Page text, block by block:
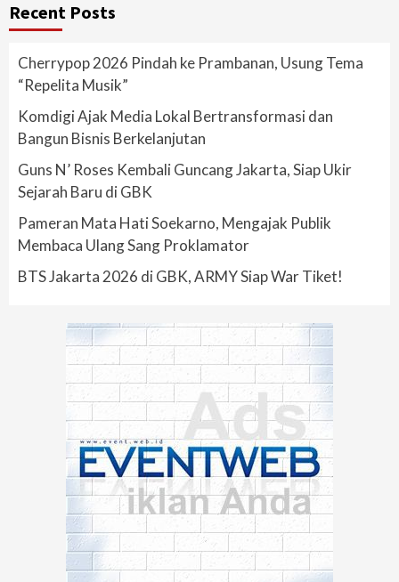
Recent Posts
Cherrypop 2026 Pindah ke Prambanan, Usung Tema
“Repelita Musik”
Komdigi Ajak Media Lokal Bertransformasi dan
Bangun Bisnis Berkelanjutan
Guns N’ Roses Kembali Guncang Jakarta, Siap Ukir
Sejarah Baru di GBK
Pameran Mata Hati Soekarno, Mengajak Publik
Membaca Ulang Sang Proklamator
BTS Jakarta 2026 di GBK, ARMY Siap War Tiket!